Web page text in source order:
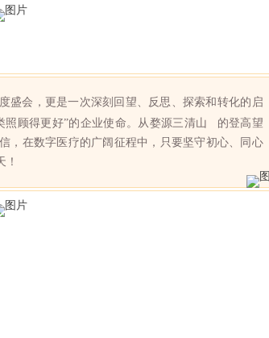
盛会，更是一次深刻回望、反思、探索和转化的启
顾得更好”的企业使命。从婺源三清山
的登高望
，在数字医疗的广阔征程中，只要坚守初心、同心